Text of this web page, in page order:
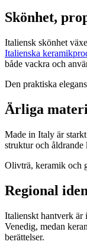
Skönhet,
Italiensk skönhet
Italienska
både vackra och
Den praktiska
Ärliga
Made in Italy är
struktur och
Olivträ, keramik och
Regional
Italienskt hantverk är
Venedig, medan
berättelser.